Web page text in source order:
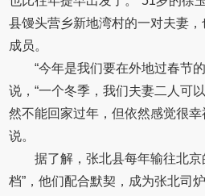
县馒头营乡新地湾村的一对夫妻
成员。
“今年是我们要在外地过春节
说，“一个冬季，我们夫妻二人可
然不能回家过年，但依然感觉很
说。
据了解，张北县每年输往北
档”，他们配合默契，成为张北司